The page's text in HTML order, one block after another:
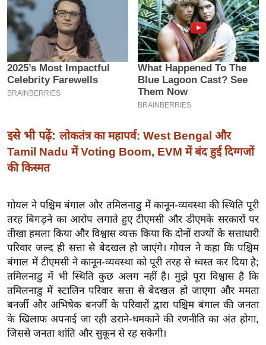
क्रा
इ
म
ई
-
पे
मि
सा
ल
बे
मि
सा
ल
श
ख्सि
य
त
यं
इसे भी पढ़ें: लोकतंत्र का महापर्व: West Bengal और
Tamil Nadu में Voting Boom, EVM में बंद हुई दिग्गजों
की किस्मत
गोयल ने पश्चिम बंगाल और तमिलनाडु में कानून-व्यवस्था की स्थिति पूरी
तरह बिगड़ने का आरोप लगाते हुए टीएमसी और डीएमके सरकारों पर
तीखा हमला किया और विश्वास व्यक्त किया कि दोनों राज्यों के सत्ताधारी
परिवार जल्द ही सत्ता से बेदखल हो जाएंगे। गोयल ने कहा कि पश्चिम
बंगाल में टीएमसी ने कानून-व्यवस्था को पूरी तरह से ध्वस्त कर दिया है;
तमिलनाडु में भी स्थिति कुछ अलग नहीं है। मुझे पूरा विश्वास है कि
तमिलनाडु में स्टालिन परिवार सत्ता से बेदखल हो जाएगा और ममता
बनर्जी और अभिषेक बनर्जी के परिवारों द्वारा पश्चिम बंगाल की जनता
के खिलाफ अपनाई जा रही डराने-धमकाने की रणनीति का अंत होगा,
जिससे जनता शांति और सुकून से रह सकेगी।